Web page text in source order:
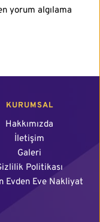
yorum algılama
KURUMSAL
Hakkımızda
İletişim
Galeri
Politikası
Evden Eve Nakliyat